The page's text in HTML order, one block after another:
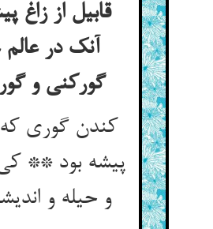
قابیل از زاغ
آنک در عالم
گورکنی و
کندن گوری که
پیشه بود **
و حیله و